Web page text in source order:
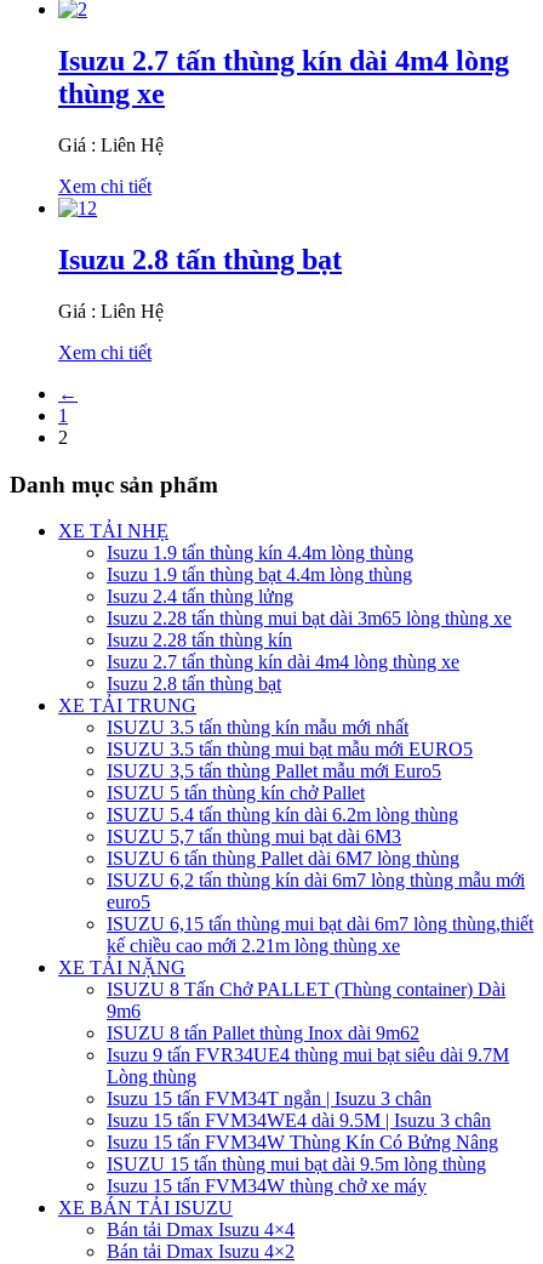
Isuzu 2.7 tấn thùng kín dài 4m4 lòng
thùng xe
Giá : Liên Hệ
Xem chi tiết
Isuzu 2.8 tấn thùng bạt
Giá : Liên Hệ
Xem chi tiết
←
1
2
Danh mục sản phẩm
XE TẢI NHẸ
Isuzu 1.9 tấn thùng kín 4.4m lòng thùng
Isuzu 1.9 tấn thùng bạt 4.4m lòng thùng
Isuzu 2.4 tấn thùng lửng
Isuzu 2.28 tấn thùng mui bạt dài 3m65 lòng thùng xe
Isuzu 2.28 tấn thùng kín
Isuzu 2.7 tấn thùng kín dài 4m4 lòng thùng xe
Isuzu 2.8 tấn thùng bạt
XE TẢI TRUNG
ISUZU 3.5 tấn thùng kín mẫu mới nhất
ISUZU 3.5 tấn thùng mui bạt mẫu mới EURO5
ISUZU 3,5 tấn thùng Pallet mẫu mới Euro5
ISUZU 5 tấn thùng kín chở Pallet
ISUZU 5.4 tấn thùng kín dài 6.2m lòng thùng
ISUZU 5,7 tấn thùng mui bạt dài 6M3
ISUZU 6 tấn thùng Pallet dài 6M7 lòng thùng
ISUZU 6,2 tấn thùng kín dài 6m7 lòng thùng mẫu mới
euro5
ISUZU 6,15 tấn thùng mui bạt dài 6m7 lòng thùng,thiết
kế chiều cao mới 2.21m lòng thùng xe
XE TẢI NẶNG
ISUZU 8 Tấn Chở PALLET (Thùng container) Dài
9m6
ISUZU 8 tấn Pallet thùng Inox dài 9m62
Isuzu 9 tấn FVR34UE4 thùng mui bạt siêu dài 9.7M
Lòng thùng
Isuzu 15 tấn FVM34T ngắn | Isuzu 3 chân
Isuzu 15 tấn FVM34WE4 dài 9.5M | Isuzu 3 chân
Isuzu 15 tấn FVM34W Thùng Kín Có Bửng Nâng
ISUZU 15 tấn thùng mui bạt dài 9.5m lòng thùng
Isuzu 15 tấn FVM34W thùng chở xe máy
XE BÁN TẢI ISUZU
Bán tải Dmax Isuzu 4×4
Bán tải Dmax Isuzu 4×2